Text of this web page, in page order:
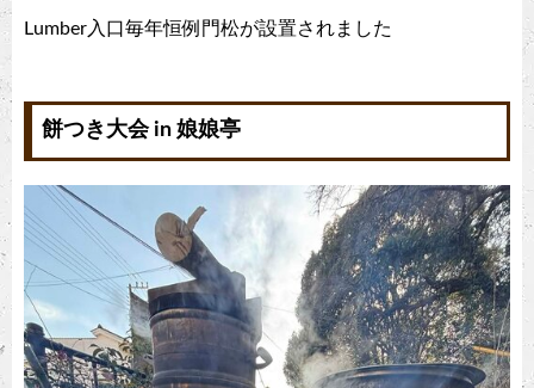
Lumber入口毎年恒例門松が設置されました
餅つき大会 in 娘娘亭